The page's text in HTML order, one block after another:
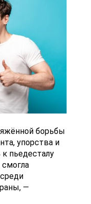
борьбы
упорства и
к пьедесталу
смогла
—